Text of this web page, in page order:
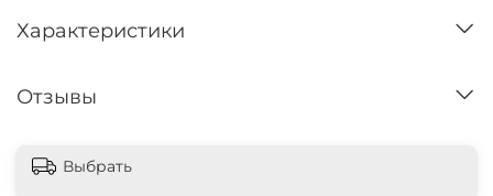
Характеристики
Отзывы
Выбрать